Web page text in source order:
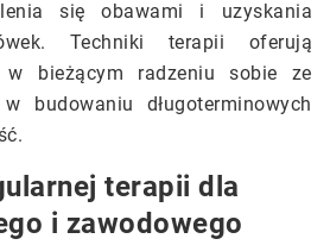
się obawami i uzyskania
Techniki terapii oferują
bieżącym radzeniu sobie ze
budowaniu długoterminowych
terapii dla
i zawodowego